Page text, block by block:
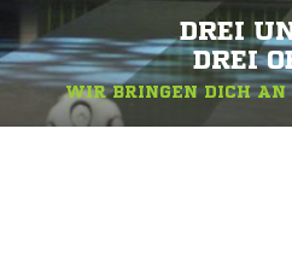
DREI
DREI
WIR BRINGEN DICH AN